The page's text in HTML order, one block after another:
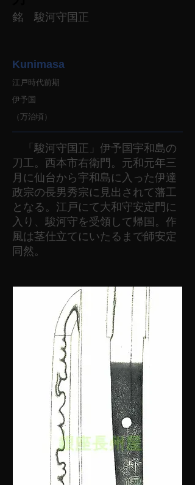
銘 駿河守国正
Kunimasa
江戸時代前期
伊予国
（万治頃）
「駿河守国正」伊予国宇和島の
刀工。西本市右衛門。元和元年三
月に仙台から宇和島に入った伊達
政宗の長男秀宗に見出されて藩工
となる。江戸にて大和守安定門に
入り、駿河守を受領して帰国。作
風は茎仕立てにいたるまで師安定
同然。